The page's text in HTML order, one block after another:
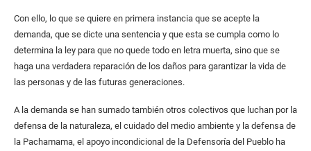
Con ello, lo que se quiere en primera instancia que se acepte la
demanda, que se dicte una sentencia y que esta se cumpla como lo
determina la ley para que no quede todo en letra muerta, sino que se
haga una verdadera reparación de los daños para garantizar la vida de
las personas y de las futuras generaciones.
A la demanda se han sumado también otros colectivos que luchan por la
defensa de la naturaleza, el cuidado del medio ambiente y la defensa de
la Pachamama, el apoyo incondicional de la Defensoría del Pueblo ha